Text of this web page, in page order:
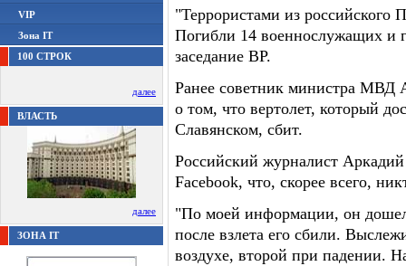
VIP
Зона IT
100 СТРОК
далее
ВЛАСТЬ
далее
ЗОНА IT
"Террористами из российского
Погибли 14 военнослужащих и
заседание ВР.
Ранее советник министра МВД
о том, что вертолет, который
Славянском, сбит.
Российский журналист
Facebook, что, скорее всего,
"По моей информации, он дошел
после взлета его сбили.
воздухе, второй при падении.